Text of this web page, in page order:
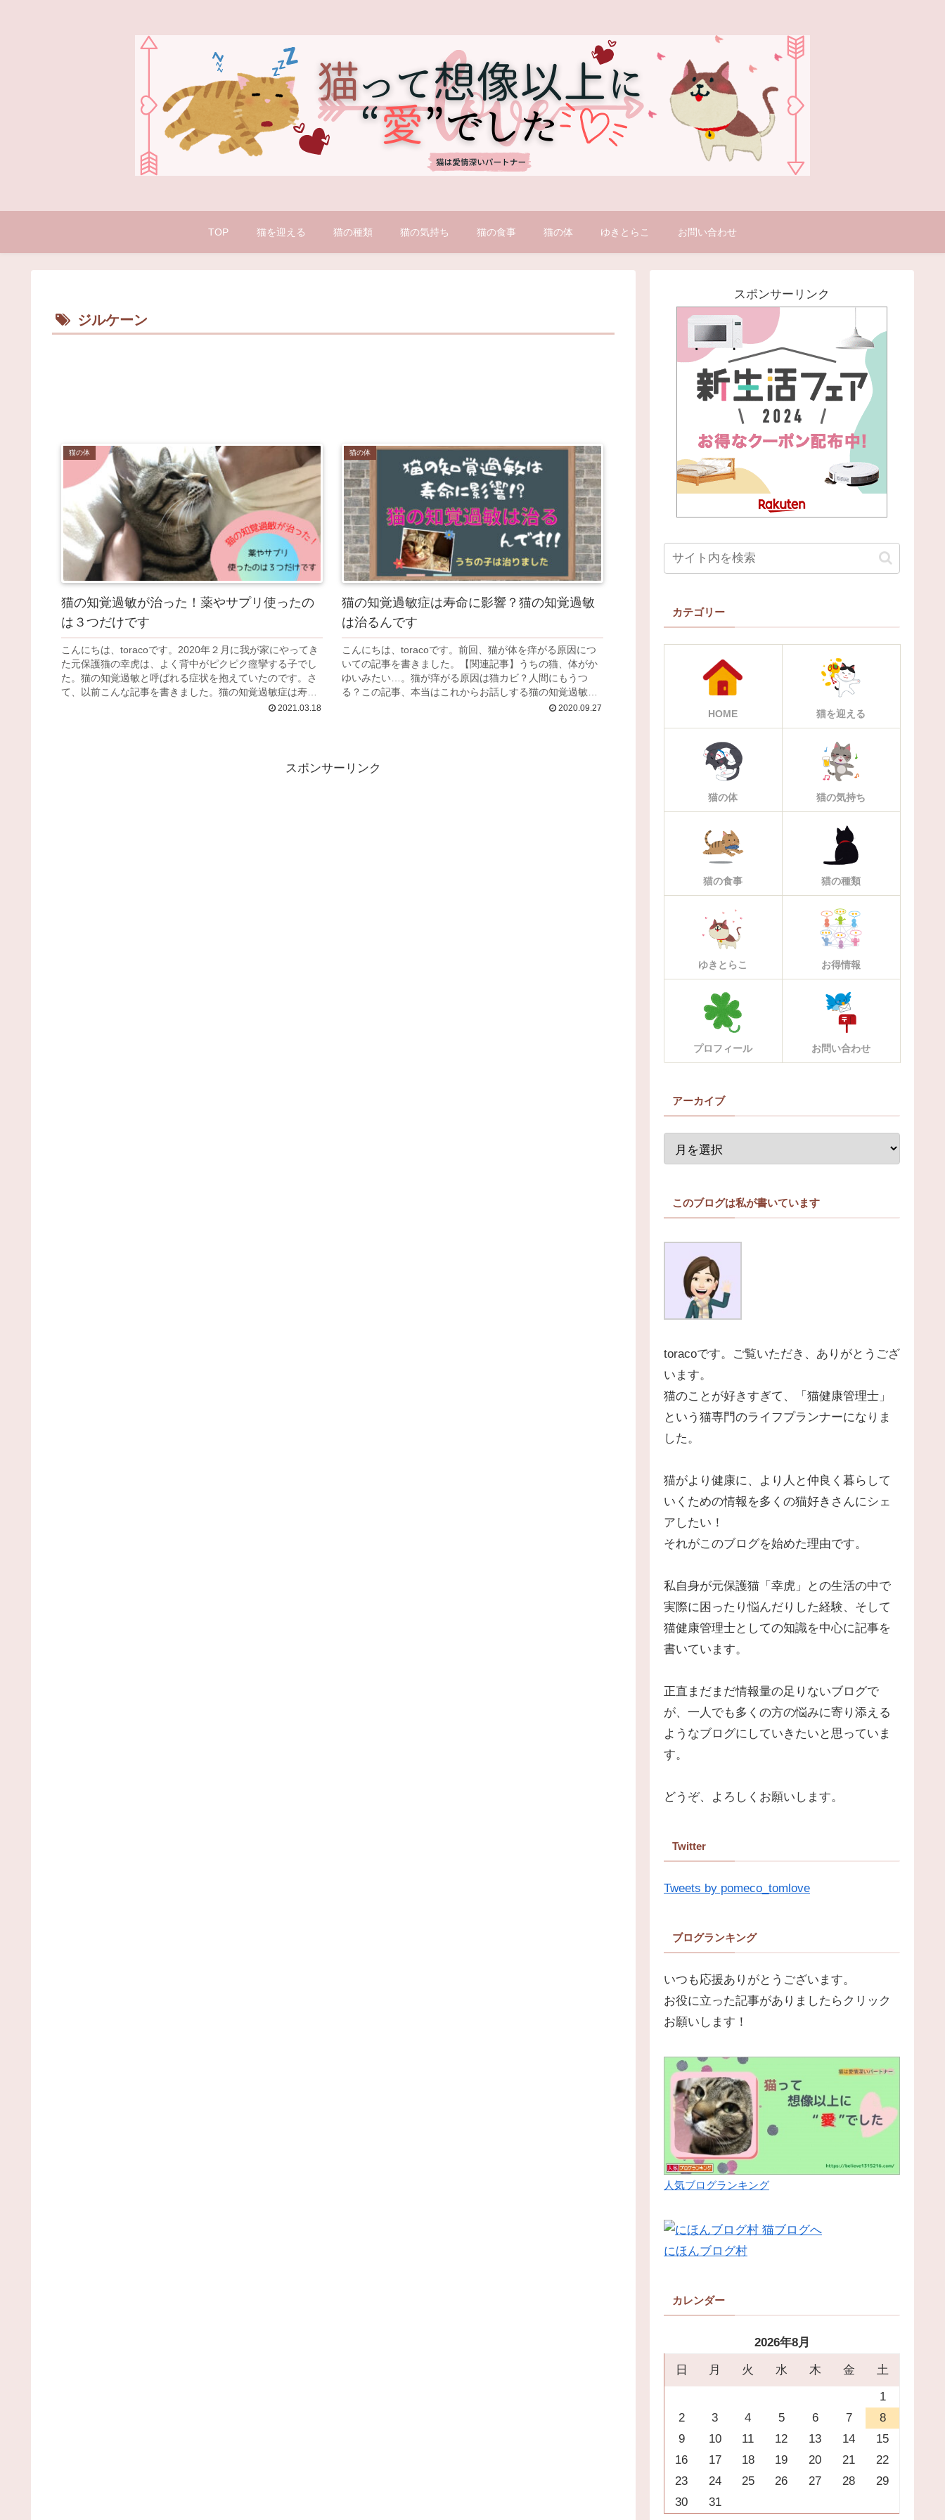
TOP 猫を迎える 猫の種類 猫の気持ち 猫の食事 猫の体 ゆきとらこ お問い合わせ
ジルケーン
猫の体
猫の知覚過敏が治った！薬やサプリ使ったの
は３つだけです
こんにちは、toracoです。2020年２月に我が家にやってき
た元保護猫の幸虎は、よく背中がピクピク痙攣する子でし
た。猫の知覚過敏と呼ばれる症状を抱えていたのです。さ
て、以前こんな記事を書きました。猫の知覚過敏症は寿命
2021.03.18
猫の体
猫の知覚過敏症は寿命に影響？猫の知覚過敏
は治るんです
こんにちは、toracoです。前回、猫が体を痒がる原因につ
いての記事を書きました。【関連記事】うちの猫、体がか
ゆいみたい…。猫が痒がる原因は猫カビ？人間にもうつ
る？この記事、本当はこれからお話しする猫の知覚過敏症
2020.09.27
スポンサーリンク
スポンサーリンク
カテゴリー
HOME 猫を迎える
猫の体 猫の気持ち
猫の食事 猫の種類
ゆきとらこ お得情報
プロフィール お問い合わせ
アーカイブ
このブログは私が書いています
toracoです。ご覧いただき、ありがとうござ
います。
猫のことが好きすぎて、「猫健康管理士」
という猫専門のライフプランナーになりま
した。
猫がより健康に、より人と仲良く暮らして
いくための情報を多くの猫好きさんにシェ
アしたい！
それがこのブログを始めた理由です。
私自身が元保護猫「幸虎」との生活の中で
実際に困ったり悩んだりした経験、そして
猫健康管理士としての知識を中心に記事を
書いています。
正直まだまだ情報量の足りないブログで
が、一人でも多くの方の悩みに寄り添える
ようなブログにしていきたいと思っていま
す。
どうぞ、よろしくお願いします。
Twitter
Tweets by pomeco_tomlove
ブログランキング
いつも応援ありがとうございます。
お役に立った記事がありましたらクリック
お願いします！
人気ブログランキング
にほんブログ村
カレンダー
2026年8月
日 月 火 水 木 金
土
1
2
3 4 5 6 7
8
9
10 11 12 13 14
15
16
17 18 19 20 21
22
23
24 25 26 27 28
29
30
31